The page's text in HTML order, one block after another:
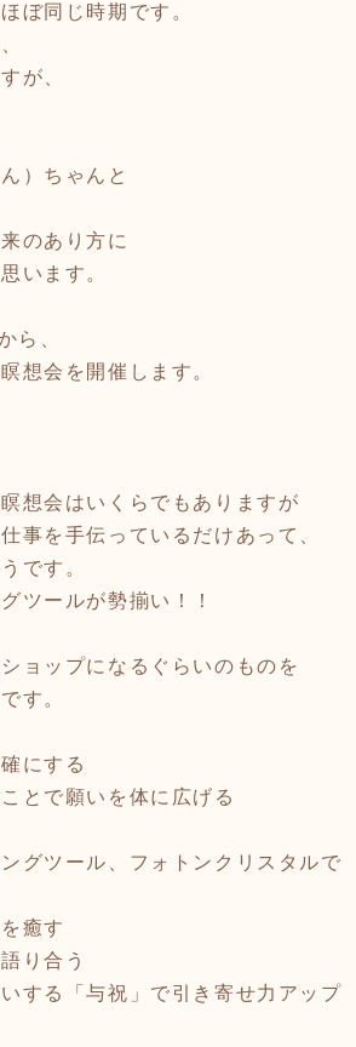
ぼ同じ時期です。
が、
）ちゃんと
のあり方に
います。
ら、
想会を開催します。
想会はいくらでもありますが
事を手伝っているだけあって、
です。
ツールが勢揃い！！
ョップになるぐらいのものを
す。
にする
とで願いを体に広げる
グツール、フォトンクリスタルで
癒す
り合う
する「与祝」で引き寄せ力アップ